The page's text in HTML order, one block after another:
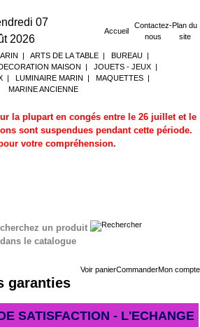
07
2026
Accueil
Contactez-
nous
Plan du
site
| ARTS DE LA TABLE| BUREAU|
MAISON | JOUETS - JEUX |
| LUMINAIRE MARIN | MAQUETTES |
MARINE ANCIENNE
la plupart en congés entre le 26 juillet et le
sont suspendues pendant cette période.
votre compréhension.
un produit
dans le catalogue
Voir panierCommanderMon compte
garanties
SATISFACTION - L'ECHANGE